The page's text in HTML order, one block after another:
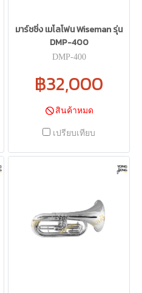
มาร์ชชิ่ง เมโลโฟน Wiseman รุ่น
DMP-400
DMP-400
฿32,000
สินค้าหมด
เปรียบเทียบ